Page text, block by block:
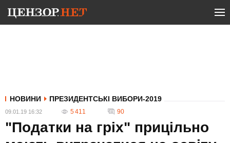
НОВИНИ ПРЕЗИДЕНТСЬКІ ВИБОРИ-2019
09.01.19 16:32 5 411 90
"Податки на гріх" прицільно